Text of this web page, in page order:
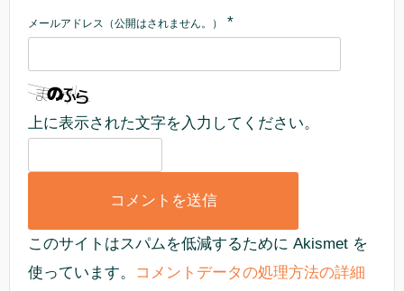
メールアドレス（公開はされません。） *
上に表示された文字を入力してください。
このサイトはスパムを低減するために Akismet を
使っています。
コメントデータの処理方法の詳細